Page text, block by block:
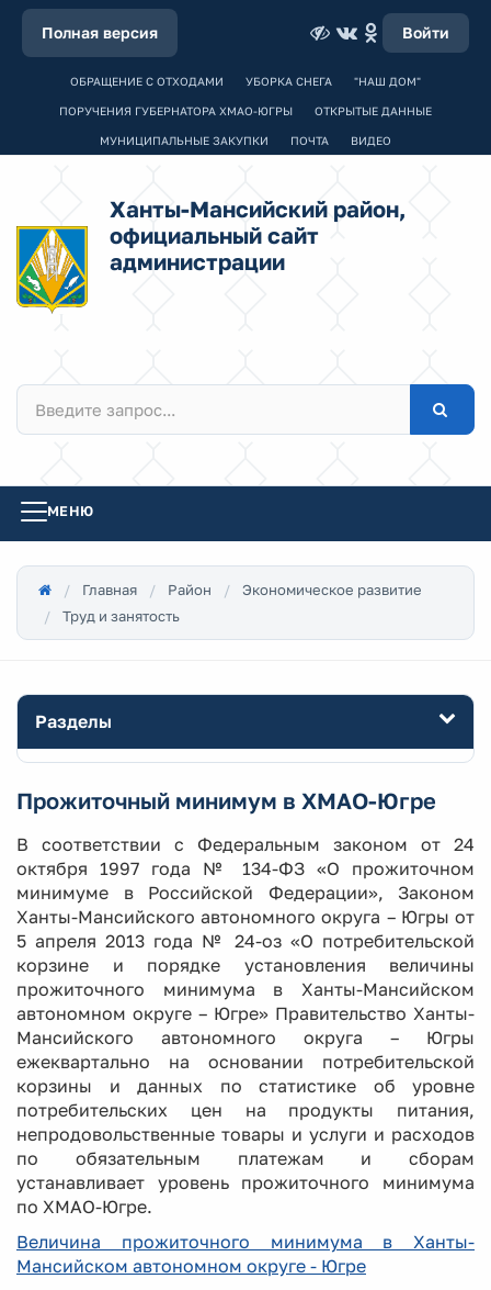
Полная версия Войти
ОБРАЩЕНИЕ С ОТХОДАМИ УБОРКА СНЕГА "НАШ ДОМ"
ПОРУЧЕНИЯ ГУБЕРНАТОРА ХМАО-ЮГРЫ ОТКРЫТЫЕ ДАННЫЕ
МУНИЦИПАЛЬНЫЕ ЗАКУПКИ ПОЧТА ВИДЕО
Ханты-Мансийский район,
официальный сайт
администрации
МЕНЮ
Главная Район
Экономическое развитие
Труд и занятость
Разделы
Прожиточный минимум в ХМАО-Югре
В соответствии с Федеральным законом от 24
октября 1997 года № 134-ФЗ «О прожиточном
минимуме в Российской Федерации», Законом
Ханты-Мансийского автономного округа – Югры от
5 апреля 2013 года № 24-оз «О потребительской
корзине и порядке установления величины
прожиточного минимума в Ханты-Мансийском
автономном округе – Югре» Правительство Ханты-
Мансийского автономного округа – Югры
ежеквартально на основании потребительской
корзины и данных по статистике об уровне
потребительских цен на продукты питания,
непродовольственные товары и услуги и расходов
по обязательным платежам и сборам
устанавливает уровень прожиточного минимума
по ХМАО-Югре.
Величина прожиточного минимума в Ханты-
Мансийском автономном округе - Югре